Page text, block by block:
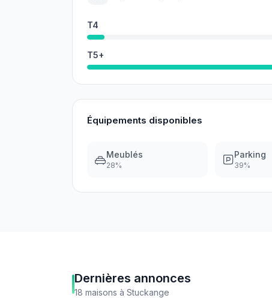
T4
T5+
Équipements disponibles
Meublés
28%
Parking
39%
Dernières annonces
18 maisons à Stuckange